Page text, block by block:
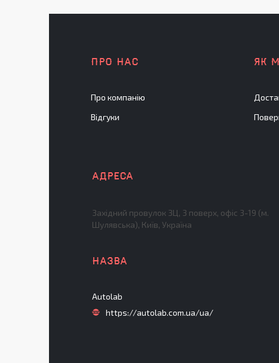
ПРО НАС
Про компанію
Відгуки
ЯК
Західний провулок 3Ц, 3 поверх, офіс 3-19 (м.
Шулявська), Київ, Україна
Autolab
https://autolab.com.ua/ua/